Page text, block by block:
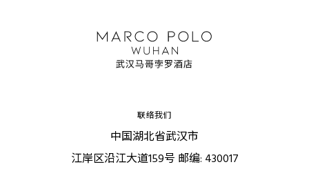
联络我们
中国湖北省武汉市
江岸区沿江大道159号 邮编: 430017